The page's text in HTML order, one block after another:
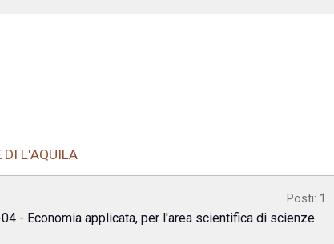
DI L'AQUILA
Posti: 1
- Economia applicata, per l'area scientifica di scienze